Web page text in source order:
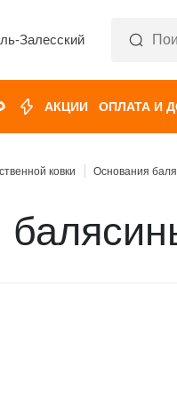
Залесский
АКЦИИ ОПЛАТА И
ковки Основания